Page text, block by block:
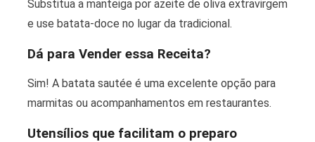
Substitua a manteiga por azeite de oliva extravirgem
e use batata-doce no lugar da tradicional.
Dá para Vender essa Receita?
Sim! A batata sautée é uma excelente opção para
marmitas ou acompanhamentos em restaurantes.
Utensílios que facilitam o preparo